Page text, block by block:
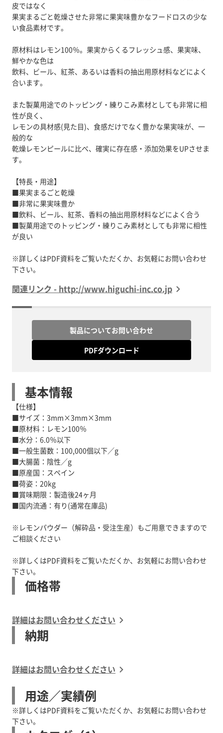
皮ではなく
果実まるごと乾燥させた非常に果実味豊かなフードロスの少な
い食品素材です。
原材料はレモン100％。果実からくるフレッシュ感、果実味、
鮮やかな色は
飲料、ビール、紅茶、あるいは香料の抽出用原材料などによく
合います。
また製菓用途でのトッピング・練りこみ素材としても非常に相
性が良く、
レモンの具材感(見た目)、食感だけでなく豊かな果実味が、一
般的な
乾燥レモンピールに比べ、確実に存在感・添加効果をUPさせま
す。
【特長・用途】
■果実まるごと乾燥
■非常に果実味豊か
■飲料、ビール、紅茶、香料の抽出用原材料などによく合う
■製菓用途でのトッピング・練りこみ素材としても非常に相性
が良い
※詳しくはPDF資料をご覧いただくか、お気軽にお問い合わせ
下さい。
関連リンク - http://www.higuchi-inc.co.jp
製品についてお問い合わせ
PDFダウンロード
基本情報
【仕様】
■サイズ：3mm×3mm×3mm
■原材料：レモン100％
■水分：6.0％以下
■一般生菌数：100,000個以下／g
■大腸菌：陰性／g
■原産国：スペイン
■荷姿：20kg
■賞味期限：製造後24ヶ月
■国内流通：有り(通常在庫品)
※レモンパウダー（解砕品・受注生産）もご用意できますので
ご相談ください
※詳しくはPDF資料をご覧いただくか、お気軽にお問い合わせ
下さい。
価格帯
詳細はお問い合わせください
納期
詳細はお問い合わせください
用途／実績例
※詳しくはPDF資料をご覧いただくか、お気軽にお問い合わせ
下さい。